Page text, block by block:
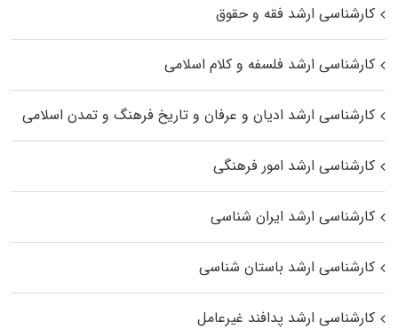
کارشناسی ارشد فقه و حقوق
کارشناسی ارشد فلسفه و کلام اسلامی
کارشناسی ارشد ادیان و عرفان و تاریخ فرهنگ و تمدن اسلامی
کارشناسی ارشد امور فرهنگی
کارشناسی ارشد ایران شناسی
کارشناسی ارشد باستان شناسی
کارشناسی ارشد پدافند غیرعامل